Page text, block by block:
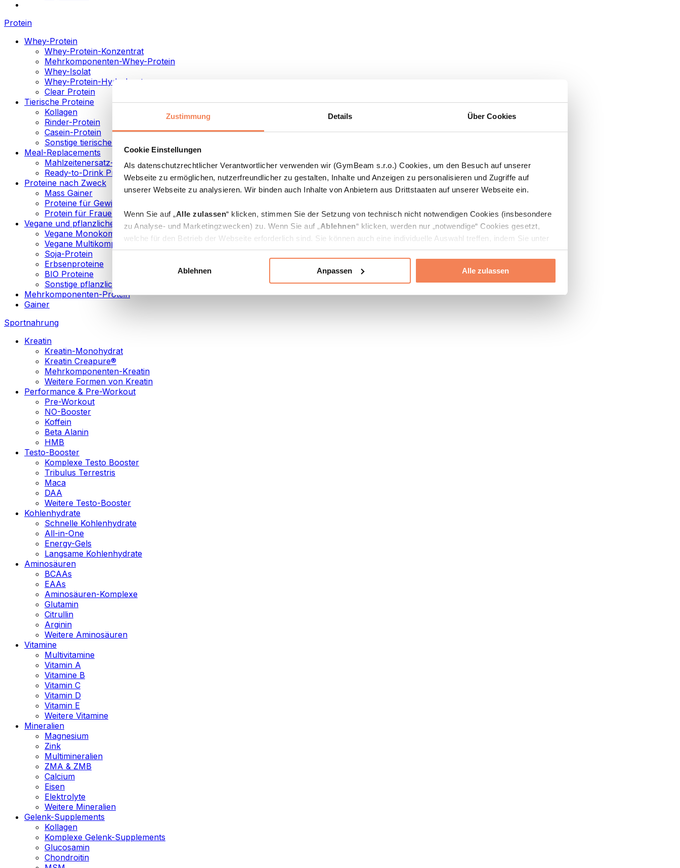
Zustimmung Details Über Cookies
Cookie Einstellungen
Als datenschutzrechtlicher Verantwortlicher verwenden wir (GymBeam s.r.o.) Cookies, um den Besuch auf unserer
Webseite zu ermöglichen, nutzerfreundlicher zu gestalten, Inhalte und Anzeigen zu personalisieren und Zugriffe auf
unserer Webseite zu analysieren. Wir binden auch Inhalte von Anbietern aus Drittstaaten auf unserer Webseite ein.
Wenn Sie auf „Alle zulassen“ klicken, stimmen Sie der Setzung von technisch nicht notwendigen Cookies (insbesondere
zu Analyse- und Marketingzwecken) zu. Wenn Sie auf „Ablehnen“ klicken, werden nur „notwendige“ Cookies gesetzt,
welche für den Betrieb der Webseite erforderlich sind. Sie können auch eine individuelle Auswahl treffen, indem Sie unter
„Anpassen“ einzelne Kategorien an- oder abwählen und „Auswahl erlauben“ klicken.
Weitere Informationen über die Verarbeitung Ihrer Daten finden Sie in den Unterpunkten „Details“ und „Über Cookies“
Ablehnen Anpassen Alle zulassen
Protein
Whey-Protein
Whey-Protein-Konzentrat
Mehrkomponenten-Whey-Protein
Whey-Isolat
Whey-Protein-Hydrolysat
Clear Protein
Tierische Proteine
Kollagen
Rinder-Protein
Casein-Protein
Sonstige tierische Proteine
Meal-Replacements
Mahlzeitenersatz-Pulver
Ready-to-Drink Proteingetränke
Proteine nach Zweck
Mass Gainer
Proteine für Gewichtsverlust
Protein für Frauen
Vegane und pflanzliche Proteine
Vegane Monokomponenten-Proteine
Vegane Multikomponenten-Proteine
Soja-Protein
Erbsenproteine
BIO Proteine
Sonstige pflanzliche Proteine
Mehrkomponenten-Protein
Gainer
Sportnahrung
Kreatin
Kreatin-Monohydrat
Kreatin Creapure®
Mehrkomponenten-Kreatin
Weitere Formen von Kreatin
Performance & Pre-Workout
Pre-Workout
NO-Booster
Koffein
Beta Alanin
HMB
Testo-Booster
Komplexe Testo Booster
Tribulus Terrestris
Maca
DAA
Weitere Testo-Booster
Kohlenhydrate
Schnelle Kohlenhydrate
All-in-One
Energy-Gels
Langsame Kohlenhydrate
Aminosäuren
BCAAs
EAAs
Aminosäuren-Komplexe
Glutamin
Citrullin
Arginin
Weitere Aminosäuren
Vitamine
Multivitamine
Vitamin A
Vitamine B
Vitamin C
Vitamin D
Vitamin E
Weitere Vitamine
Mineralien
Magnesium
Zink
Multimineralien
ZMA & ZMB
Calcium
Eisen
Elektrolyte
Weitere Mineralien
Gelenk-Supplements
Kollagen
Komplexe Gelenk-Supplements
Glucosamin
Chondroitin